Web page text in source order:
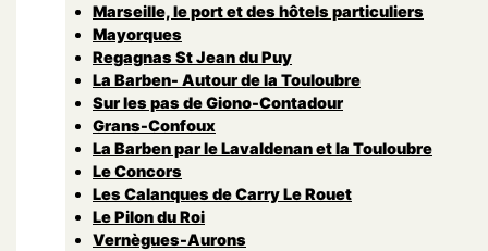
Marseille, le port et des hôtels particuliers
Mayorques
Regagnas St Jean du Puy
La Barben- Autour de la Touloubre
Sur les pas de Giono-Contadour
Grans-Confoux
La Barben par le Lavaldenan et la Touloubre
Le Concors
Les Calanques de Carry Le Rouet
Le Pilon du Roi
Vernègues-Aurons